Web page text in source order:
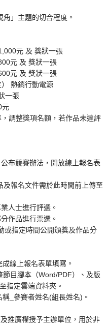
」主題的切合程度。
元 及 獎狀一張
元 及 獎狀一張
元 及 獎狀一張
熱銷行動電源
一張
元
調整獎項名額，若作品未達評
布競賽辦法，開放線上報名表
報名文件需於此時間前上傳至
人士進行評選。
作品進行票選。
或指定時間公開頒獎及作品分
線上報名表單填寫。
目腳本（Word/PDF）、及版
指定雲端資料夾。
_參賽者姓名(組長姓名)。
推廣權授予主辦單位，用於非